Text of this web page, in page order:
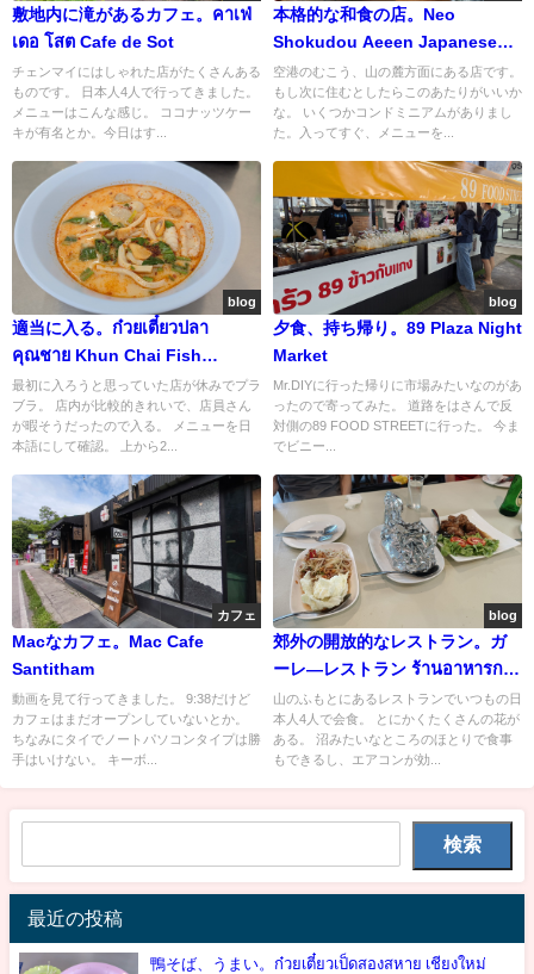
敷地内に滝があるカフェ。คาเฟ่
เดอ โสต Cafe de Sot
チェンマイにはしゃれた店がたくさんある
ものです。 日本人4人で行ってきました。
メニューはこんな感じ。 ココナッツケー
キが有名とか。今日はす...
本格的な和食の店。Neo
Shokudou Aeeen Japanese
Vegan
空港のむこう、山の麓方面にある店です。
もし次に住むとしたらこのあたりがいいか
な。 いくつかコンドミニアムがありまし
た。入ってすぐ、メニューを...
blog
適当に入る。ก๋วยเตี๋ยวปลา
คุณชาย Khun Chai Fish
Noodle Soup
最初に入ろうと思っていた店が休みでプラ
ブラ。 店内が比較的きれいで、店員さん
が暇そうだったので入る。 メニューを日
本語にして確認。 上から2...
blog
夕食、持ち帰り。89 Plaza Night
Market
Mr.DIYに行った帰りに市場みたいなのがあ
ったので寄ってみた。 道路をはさんで反
対側の89 FOOD STREETに行った。 今ま
でビニー...
カフェ
Macなカフェ。Mac Cafe
Santitham
動画を見て行ってきました。 9:38だけど
カフェはまだオープンしていないとか。
ちなみにタイでノートパソコンタイプは勝
手はいけない。 キーボ...
blog
郊外の開放的なレストラン。ガ
ーレ―レストラン ร้านอาหารกา
แล
山のふもとにあるレストランでいつもの日
本人4人で会食。 とにかくたくさんの花が
ある。 沼みたいなところのほとりで食事
もできるし、エアコンが効...
検索
最近の投稿
鴨そば、うまい。ก๋วยเตี๋ยวเป็ดสองสหาย เชียงใหม่